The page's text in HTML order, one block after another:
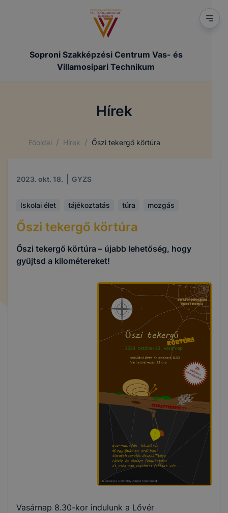
Soproni Szakképzési Centrum Vas- és
Villamosipari Technikum
Hírek
Főoldal / Hírek / Őszi tekergő körtúra
2023. okt. 18. GYZS
Iskolai élet tájékoztatás túra mozgás
Őszi tekergő körtúra
Őszi tekergő körtúra – újabb lehetőség, hogy
gyűjtsd a kilométereket!
Vasárnap 8.30-kor indulunk a Lővér